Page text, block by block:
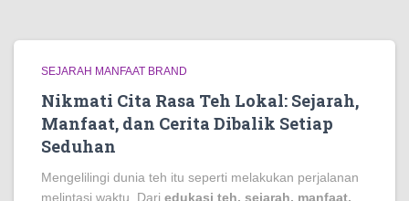
SEJARAH MANFAAT BRAND
Nikmati Cita Rasa Teh Lokal: Sejarah,
Manfaat, dan Cerita Dibalik Setiap
Seduhan
Mengelilingi dunia teh itu seperti melakukan perjalanan
melintasi waktu. Dari edukasi teh, sejarah, manfaat,